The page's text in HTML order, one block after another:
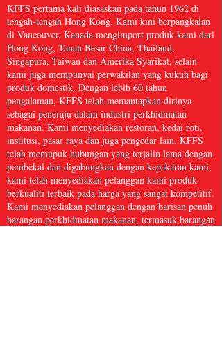
KFFS pertama kali diasaskan pada tahun 1962 di
tengah-tengah Hong Kong. Kami kini berpangkalan
di Vancouver, Kanada mengimport produk kami dari
Hong Kong, Tanah Besar China, Thailand,
Singapura, Taiwan dan Amerika Syarikat, selain
kami juga mempunyai perwakilan yang kukuh bagi
produk domestik. Dengan lebih 60 tahun
pengalaman, KFFS telah memantapkan dirinya
sebagai peneraju dalam industri perkhidmatan
makanan. Kami menyediakan restoran, kedai roti,
institusi, pasar raya dan juga pengedar lain. KFFS
telah memupuk hubungan yang terjalin lama dengan
pembekal dan digabungkan dengan kepakaran kami,
kami telah menyediakan pelanggan kami produk
berkualiti terbaik pada harga yang sangat kompetitif.
Kami menyediakan pelanggan dengan barisan penuh
barangan perkhidmatan makanan, termasuk barangan